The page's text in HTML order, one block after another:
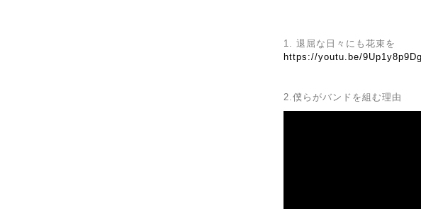
1. 退屈な日々にも花束を
https://youtu.be/
2.僕らがバンドを組む理由